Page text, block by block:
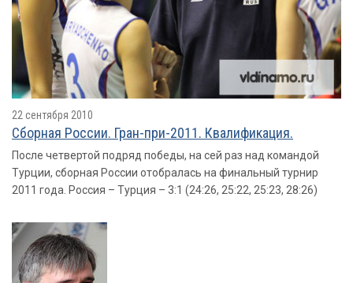
22 сентября 2010
Сборная России. Гран-при-2011. Квалификация.
После четвертой подряд победы, на сей раз над командой
Турции, сборная России отобралась на финальный турнир
2011 года. Россия – Турция – 3:1 (24:26, 25:22, 25:23, 28:26)